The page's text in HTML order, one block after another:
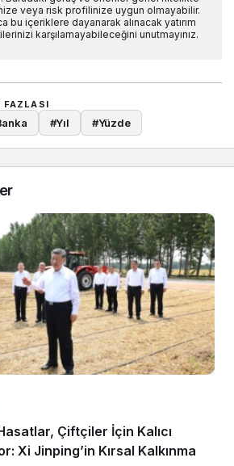
veya risk profilinize uygun olmayabilir.
bu içeriklere dayanarak alınacak yatırım
karşılamayabileceğini unutmayınız.
FAZLASI
#Yıl #Yüzde
Çiftçiler İçin Kalıcı
Xi Jinping’in Kırsal Kalkınma